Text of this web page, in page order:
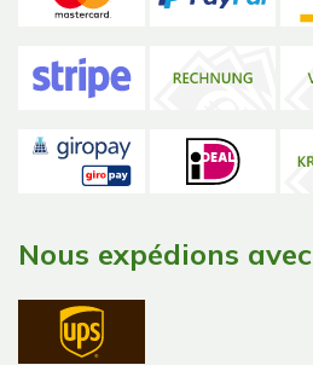
Nous expédions avec